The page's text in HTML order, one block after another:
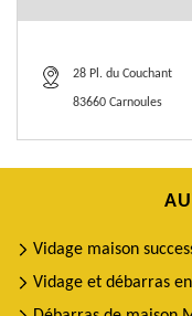
28 Pl. du Couchant
83660 Carnoules
Vidage maison
Vidage et débarras